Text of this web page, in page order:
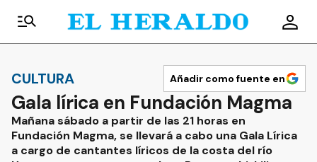
CULTURA Añadir como fuente en
Gala lírica en Fundación Magma
Mañana sábado a partir de las 21 horas en
Fundación Magma, se llevará a cabo una Gala Lírica
a cargo de cantantes líricos de la costa del río